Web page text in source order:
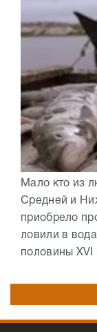
Мало кто из
Средней и
приобрело
ловили в
половины XVI